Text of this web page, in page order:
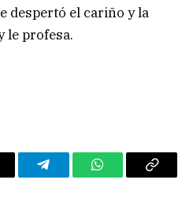
despertó el cariño y la
le profesa.
TelegramWhatsAppCopy